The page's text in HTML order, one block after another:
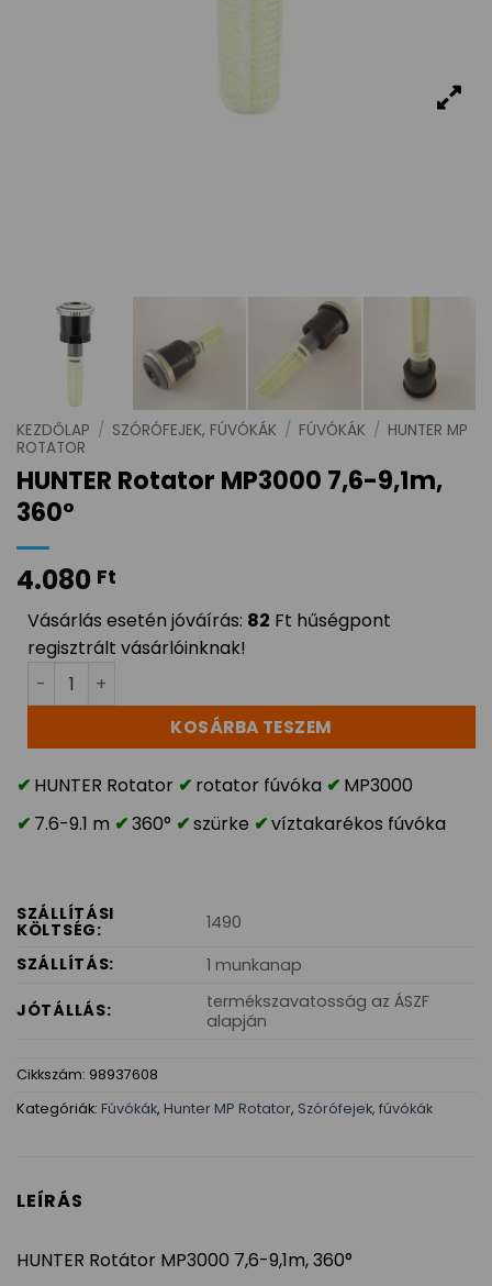
KEZDŐLAP / SZÓRÓFEJEK, FÚVÓKÁK / FÚVÓKÁK / HUNTER MP
ROTATOR
HUNTER Rotator MP3000 7,6-9,1m,
360°
4.080 Ft
Vásárlás esetén jóváírás: 82 Ft hűségpont
regisztrált vásárlóinknak!
HUNTER Rotator MP3000 7,6-9,1m, 360° mennyiség
KOSÁRBA TESZEM
HUNTER Rotator rotator fúvóka
MP3000
7.6-9.1 m
360° szürke víztakarékos fúvóka
SZÁLLÍTÁSI
KÖLTSÉG:
1490
SZÁLLÍTÁS:
1 munkanap
JÓTÁLLÁS:
termékszavatosság az ÁSZF
alapján
Cikkszám: 98937608
Kategóriák: Fúvókák, Hunter MP Rotator, Szórófejek, fúvókák
LEÍRÁS
HUNTER Rotátor MP3000 7,6-9,1m, 360°